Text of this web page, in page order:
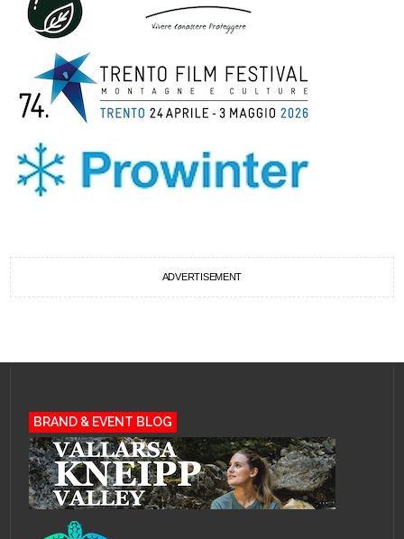
ADVERTISEMENT
BRAND & EVENT BLOG